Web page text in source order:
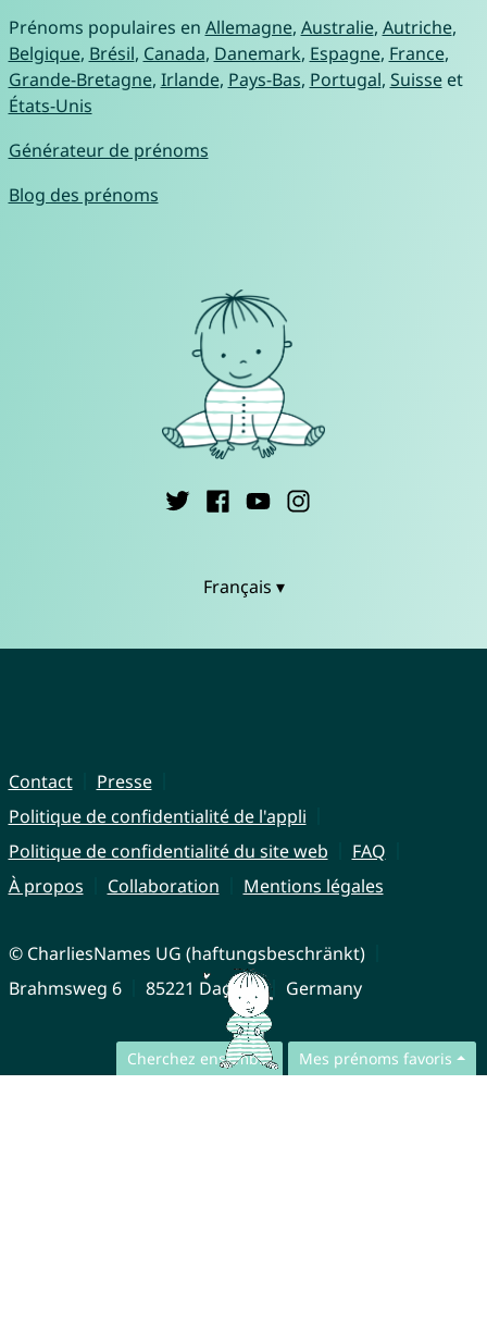
Cherchez ensemble Mes prénoms favoris
Prénoms populaires en Allemagne, Australie, Autriche,
Belgique, Brésil, Canada, Danemark, Espagne, France,
Grande-Bretagne, Irlande, Pays-Bas, Portugal, Suisseet
États-Unis
Générateur de prénoms
Blog des prénoms
Français ▾
Contact
Presse
Politique de confidentialité de l'appli
Politique de confidentialité du site web
FAQ
À propos
Collaboration Mentions légales
© CharliesNames UG (haftungsbeschränkt)
Brahmsweg 6
85221 Dachau Germany